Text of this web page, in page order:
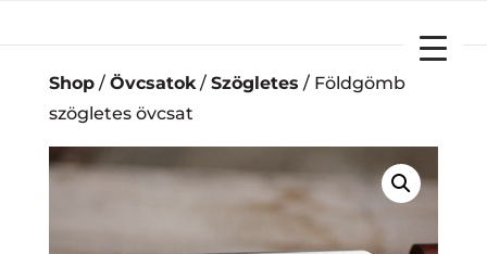
Shop/ Övcsatok/ Szögletes / Földgömb
szögletes övcsat
YOUR CART